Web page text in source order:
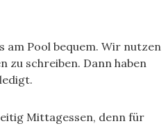
am Pool bequem. Wir nutzen
zu schreiben. Dann haben
Mittagessen, denn für